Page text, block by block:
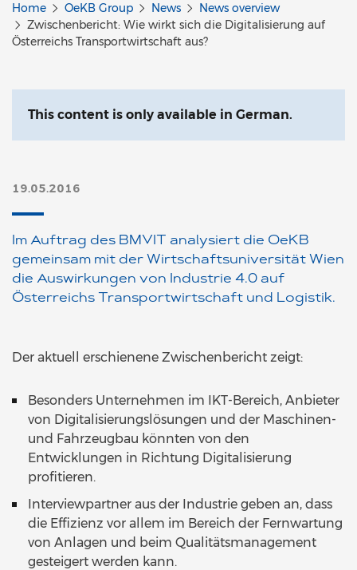
Home OeKB Group News
News overview
Zwischenbericht: Wie wirkt sich die Digitalisierung auf
Österreichs Transportwirtschaft aus?
This content is only available in German.
19.05.2016
Im Auftrag des BMVIT analysiert die OeKB
gemeinsam mit der Wirtschaftsuniversität Wien
die Auswirkungen von Industrie 4.0 auf
Österreichs Transportwirtschaft und Logistik.
Der aktuell erschienene Zwischenbericht zeigt:
Besonders Unternehmen im IKT-Bereich, Anbieter
von Digitalisierungslösungen und der Maschinen-
und Fahrzeugbau könnten von den
Entwicklungen in Richtung Digitalisierung
profitieren.
Interviewpartner aus der Industrie geben an, dass
die Effizienz vor allem im Bereich der Fernwartung
von Anlagen und beim Qualitätsmanagement
gesteigert werden kann.